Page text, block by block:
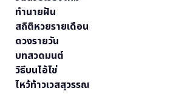
ทำนายฝัน
สถิติหวยรายเดือน
ดวงรายวัน
บทสวดมนต์
วิธีบนไอ้ไข่
ไหว้ท้าวเวสสุวรรณ